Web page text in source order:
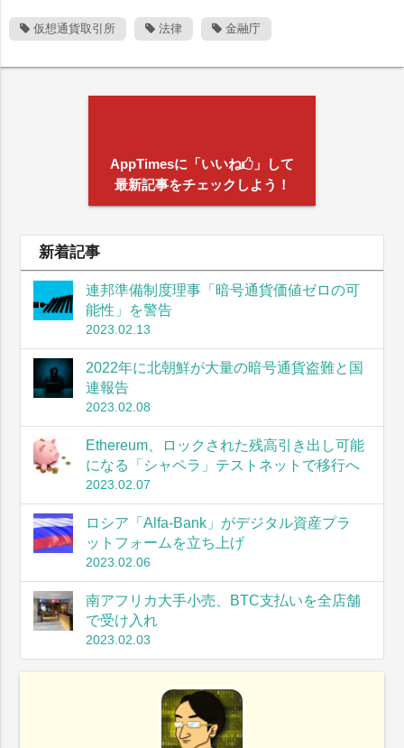
仮想通貨取引所 法律 金融庁
AppTimesに「いいね
」して
最新記事をチェックしよう！
新着記事
連邦準備制度理事「暗号通貨価値ゼロの可
能性」を警告
2023.02.13
2022年に北朝鮮が大量の暗号通貨盗難と国
連報告
2023.02.08
Ethereum、ロックされた残高引き出し可能
になる「シャペラ」テストネットで移行へ
2023.02.07
ロシア「Alfa-Bank」がデジタル資産プラ
ットフォームを立ち上げ
2023.02.06
南アフリカ大手小売、BTC支払いを全店舗
で受け入れ
2023.02.03